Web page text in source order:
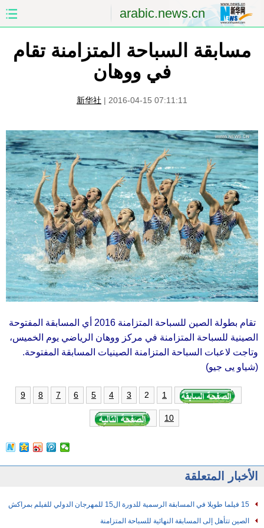
arabic.news.cn
الصين الصفحة الأولى
الاقتصاد
العلوم والصحة الثقافة والتعليم
الرياضة السياحة والبيئة
مؤتمر صحفى للخارجية الصور
مسابقة السباحة المتزامنة تقام
في ووهان
新华社 | 2016-04-15 07:11:11
تقام بطولة الصين للسباحة المتزامنة 2016 أي المسابقة المفتوحة
الصينية للسباحة المتزامنة في مركز ووهان الرياضي يوم الخميس،
وتاجت لاعبات السباحة المتزامنة الصينيات المسابقة المفتوحة.
(شياو يى جيو)
1
2
3
4
5
6
7
8
9
10
الأخبار المتعلقة
15 فيلما طويلا في المسابقة الرسمية للدورة ال15 للمهرجان الدولي للفيلم بمراكش
الصين تتأهل إلى المسابقة النهائية للسباحة المتزامنة